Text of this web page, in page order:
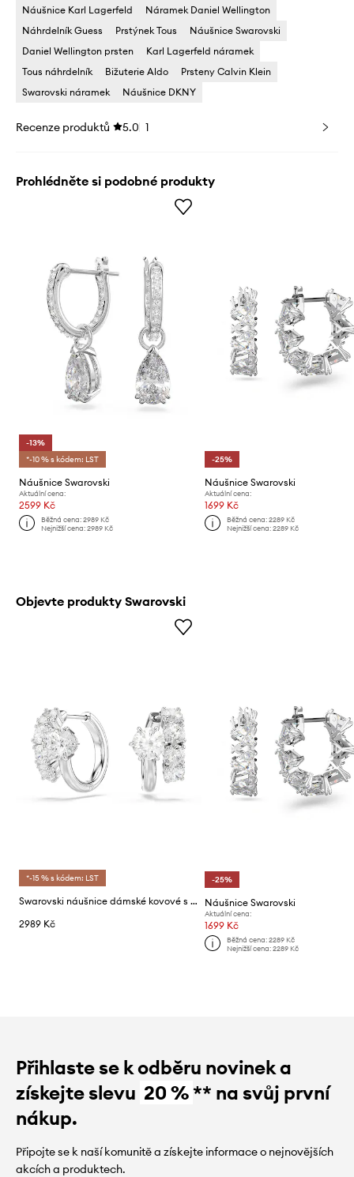
Náušnice Karl Lagerfeld
Náramek Daniel Wellington
Náhrdelník Guess
Prstýnek Tous
Náušnice Swarovski
Daniel Wellington prsten
Karl Lagerfeld náramek
Tous náhrdelník
Bižuterie Aldo
Prsteny Calvin Klein
Swarovski náramek
Náušnice DKNY
Recenze produktů 5.0 1
Prohlédněte si podobné produkty
-13%
*-10 % s kódem: LST
Náušnice Swarovski
Aktuální cena:
2599 Kč
Běžná cena:2989 Kč
Nejnižší cena:2989 Kč
-25%
Náušnice Swarovski
Aktuální cena:
1699 Kč
Běžná cena: 2289 Kč
Nejnižší cena: 2289 Kč
Objevte produkty Swarovski
*-15 % s kódem: LST
Swarovski náušnice dámské kovové s kubickým zirkonem MATRIX
2989 Kč
-25%
Náušnice Swarovski
Aktuální cena:
1699 Kč
Běžná cena: 2289 Kč
Nejnižší cena: 2289 Kč
Přihlaste se k odběru novinek a
získejte slevu 20 %** na svůj první
nákup.
Připojte se k naší komunitě a získejte informace o nejnovějších
akcích a produktech.